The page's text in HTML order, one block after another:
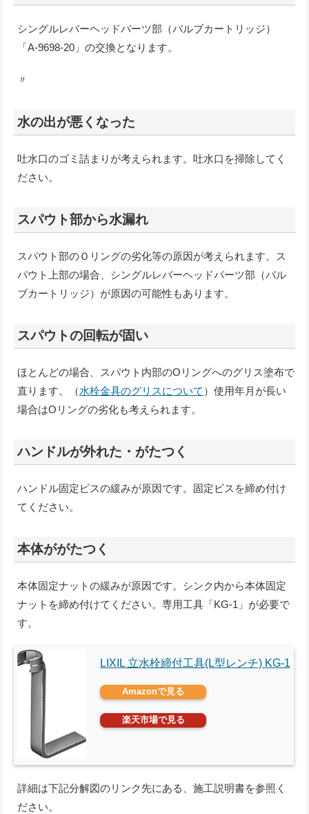
シングルレバーヘッドパーツ部（バルブカートリッジ）
「A-9698-20」の交換となります。
〃
水の出が悪くなった
吐水口のゴミ詰まりが考えられます。吐水口を掃除してく
ださい。
スパウト部から水漏れ
スパウト部のＯリングの劣化等の原因が考えられます。ス
パウト上部の場合、シングルレバーヘッドパーツ部（バル
ブカートリッジ）が原因の可能性もあります。
スパウトの回転が固い
ほとんどの場合、スパウト内部のOリングへのグリス塗布で
直ります。（水栓金具のグリスについて ）使用年月が長い
場合はOリングの劣化も考えられます。
ハンドルが外れた・がたつく
ハンドル固定ビスの緩みが原因です。固定ビスを締め付け
てください。
本体ががたつく
本体固定ナットの緩みが原因です。シンク内から本体固定
ナットを締め付けてください。専用工具「KG-1」が必要で
す。
LIXIL 立水栓締付工具(L型レンチ) KG-1
Amazonで見る
楽天市場で見る
詳細は下記分解図のリンク先にある、施工説明書を参照く
ださい。